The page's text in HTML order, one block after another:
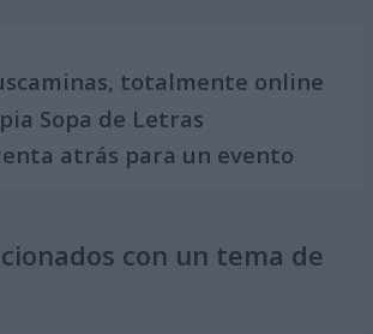
totalmente online
Sopa de Letras
atrás para un evento
con un tema de